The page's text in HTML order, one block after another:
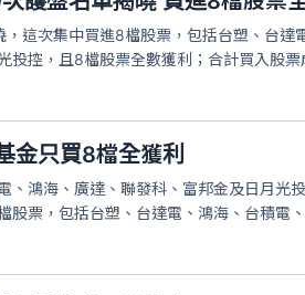
這次集中買進8檔股票，包括台塑、台達
投控，且8檔股票全數獲利；合計買入股
出售股票獲利76.59億元，加計獲配現金
金只買8檔全獲利
、鴻海、廣達、聯發科、富邦金及日月光
股票，包括台塑、台達電、鴻海、台積電
獲利；合計買入股票成本一二二．五億元